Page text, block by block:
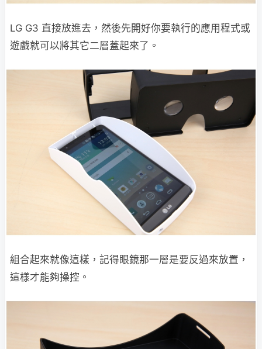
LG G3 直接放進去，然後先開好你要執行的應用程式或
遊戲就可以將其它二層蓋起來了。
組合起來就像這樣，記得眼鏡那一層是要反過來放置，
這樣才能夠操控。